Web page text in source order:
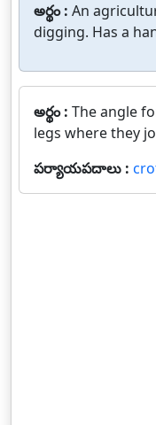
అర్థం : An
digging. Has a
అర్థం : The angle
legs where they
పర్యాయపదాలు :